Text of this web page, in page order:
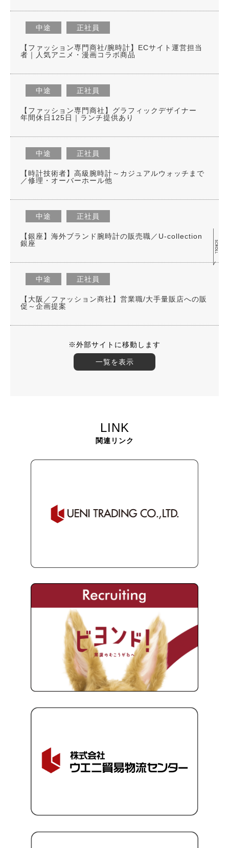
中途 正社員
【ファッション専門商社/腕時計】ECサイト運営担当
者｜人気アニメ・漫画コラボ商品
中途 正社員
【ファッション専門商社】グラフィックデザイナー
年間休日125日｜ランチ提供あり
中途 正社員
【時計技術者】高級腕時計～カジュアルウォッチまで
／修理・オーバーホール他
中途 正社員
【銀座】海外ブランド腕時計の販売職／U-collection
銀座
中途 正社員
【大阪／ファッション商社】営業職/大手量販店への販
促～企画提案
※外部サイトに移動します
一覧を表示
LINK
関連リンク